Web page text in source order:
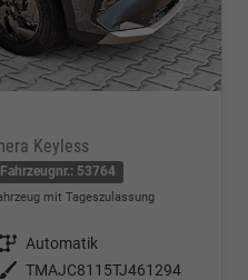
Keyless
Fahrzeugnr.: 53764
mit Tageszulassung
Getriebe Automatik
Außenfarbe TMAJC8115TJ461294